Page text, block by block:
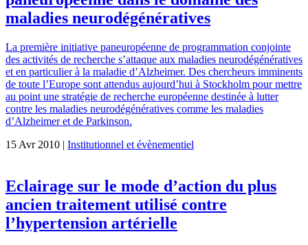
maladies neurodégénératives
La première initiative paneuropéenne de programmation conjointe
des activités de recherche s’attaque aux maladies neurodégénératives
et en particulier à la maladie d’Alzheimer. Des chercheurs imminents
de toute l’Europe sont attendus aujourd’hui à Stockholm pour mettre
au point une stratégie de recherche européenne destinée à lutter
contre les maladies neurodégénératives comme les maladies
d’Alzheimer et de Parkinson.
15 Avr 2010 | Institutionnel et évènementiel
Eclairage sur le mode d’action du plus
ancien traitement utilisé contre
l’hypertension artérielle